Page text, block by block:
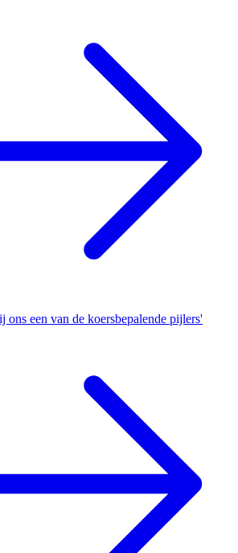
ons een van de koersbepalende pijlers'